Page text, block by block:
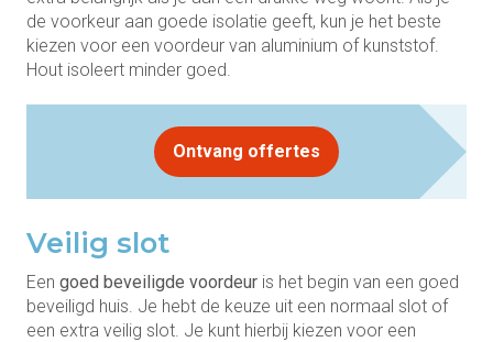
de voorkeur aan goede isolatie geeft, kun je het beste
kiezen voor een voordeur van aluminium of kunststof.
Hout isoleert minder goed.
Ontvang offertes
Veilig slot
Een goed beveiligde voordeur is het begin van een goed
beveiligd huis. Je hebt de keuze uit een normaal slot of
een extra veilig slot. Je kunt hierbij kiezen voor een